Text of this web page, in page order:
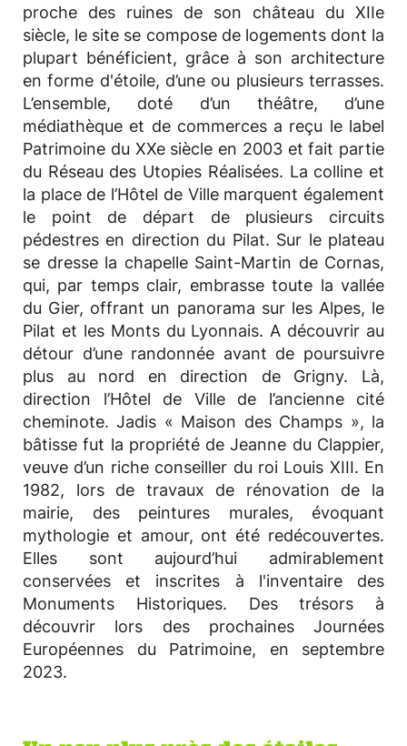
proche des ruines de son château du XIIe
siècle, le site se compose de logements dont la
plupart bénéficient, grâce à son architecture
en forme d'étoile, d’une ou plusieurs terrasses.
L’ensemble, doté d’un théâtre, d’une
médiathèque et de commerces a reçu le label
Patrimoine du XXe siècle en 2003 et fait partie
du Réseau des Utopies Réalisées. La colline et
la place de l’Hôtel de Ville marquent également
le point de départ de plusieurs circuits
pédestres en direction du Pilat. Sur le plateau
se dresse la chapelle Saint-Martin de Cornas,
qui, par temps clair, embrasse toute la vallée
du Gier, offrant un panorama sur les Alpes, le
Pilat et les Monts du Lyonnais. A découvrir au
détour d’une randonnée avant de poursuivre
plus au nord en direction de Grigny. Là,
direction l’Hôtel de Ville de l’ancienne cité
cheminote. Jadis « Maison des Champs », la
bâtisse fut la propriété de Jeanne du Clappier,
veuve d’un riche conseiller du roi Louis XIII. En
1982, lors de travaux de rénovation de la
mairie, des peintures murales, évoquant
mythologie et amour, ont été redécouvertes.
Elles sont aujourd’hui admirablement
conservées et inscrites à l'inventaire des
Monuments Historiques. Des trésors à
découvrir lors des prochaines Journées
Européennes du Patrimoine, en septembre
2023.